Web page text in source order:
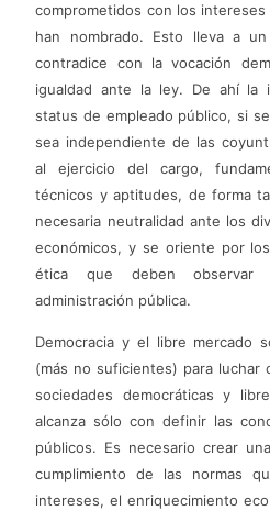
comprometidos con los
han nombrado. Esto lleva a
contradice con la vocación
igualdad ante la ley. De ahí la
status de empleado público, si
sea independiente de las
al ejercicio del cargo,
técnicos y aptitudes, de forma
necesaria neutralidad ante los
económicos, y se oriente por
ética que deben
administración pública.
Democracia y el libre mercado
(más no suficientes) para luchar
sociedades democráticas y
alcanza sólo con definir las
públicos. Es necesario crear
cumplimiento de las normas
intereses, el enriquecimiento